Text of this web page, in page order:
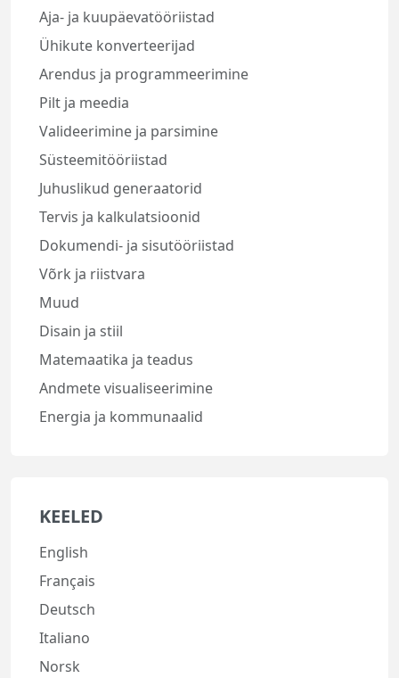
Aja- ja kuupäevatööriistad
Ühikute konverteerijad
Arendus ja programmeerimine
Pilt ja meedia
Valideerimine ja parsimine
Süsteemitööriistad
Juhuslikud generaatorid
Tervis ja kalkulatsioonid
Dokumendi- ja sisutööriistad
Võrk ja riistvara
Muud
Disain ja stiil
Matemaatika ja teadus
Andmete visualiseerimine
Energia ja kommunaalid
KEELED
English
Français
Deutsch
Italiano
Norsk